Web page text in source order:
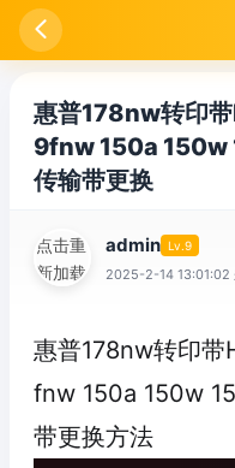

惠普178nw转印
9fnw 150a 150w
传输带更换
点击重
新加载
admin Lv.9
2025-2-14 13:01:02
惠普178nw转印
fnw 150a 150w
带更换方法